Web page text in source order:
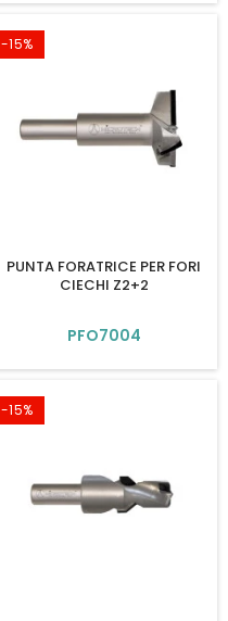
-15%
PUNTA FORATRICE PER FORI
CIECHI Z2+2
PFO7004
-15%